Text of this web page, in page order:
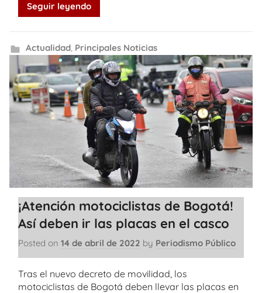
Seguir leyendo
Actualidad, Principales Noticias
¡Atención motociclistas de Bogotá!
Así deben ir las placas en el casco
Posted on 14 de abril de 2022 by Periodismo Público
Tras el nuevo decreto de movilidad, los
motociclistas de Bogotá deben llevar las placas en